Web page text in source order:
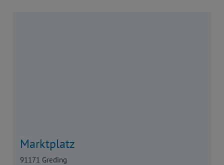
Marktplatz
91171 Greding